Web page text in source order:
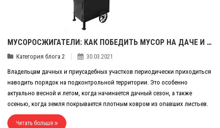
МУСОРОСЖИГАТЕЛИ: КАК ПОБЕДИТЬ МУСОР НА ДАЧЕ И УЧАСТКЕ?
Категория блога 2 30.03.2021
Владельцам дачных и приусадебных участков периодически приходиться
наводить порядок на подконтрольной территории. Это особенно
актуально весной и летом, когда начинается дачный сезон, а также
осенью, когда земля покрывается плотным ковром из опавших листьев.
Читать больше